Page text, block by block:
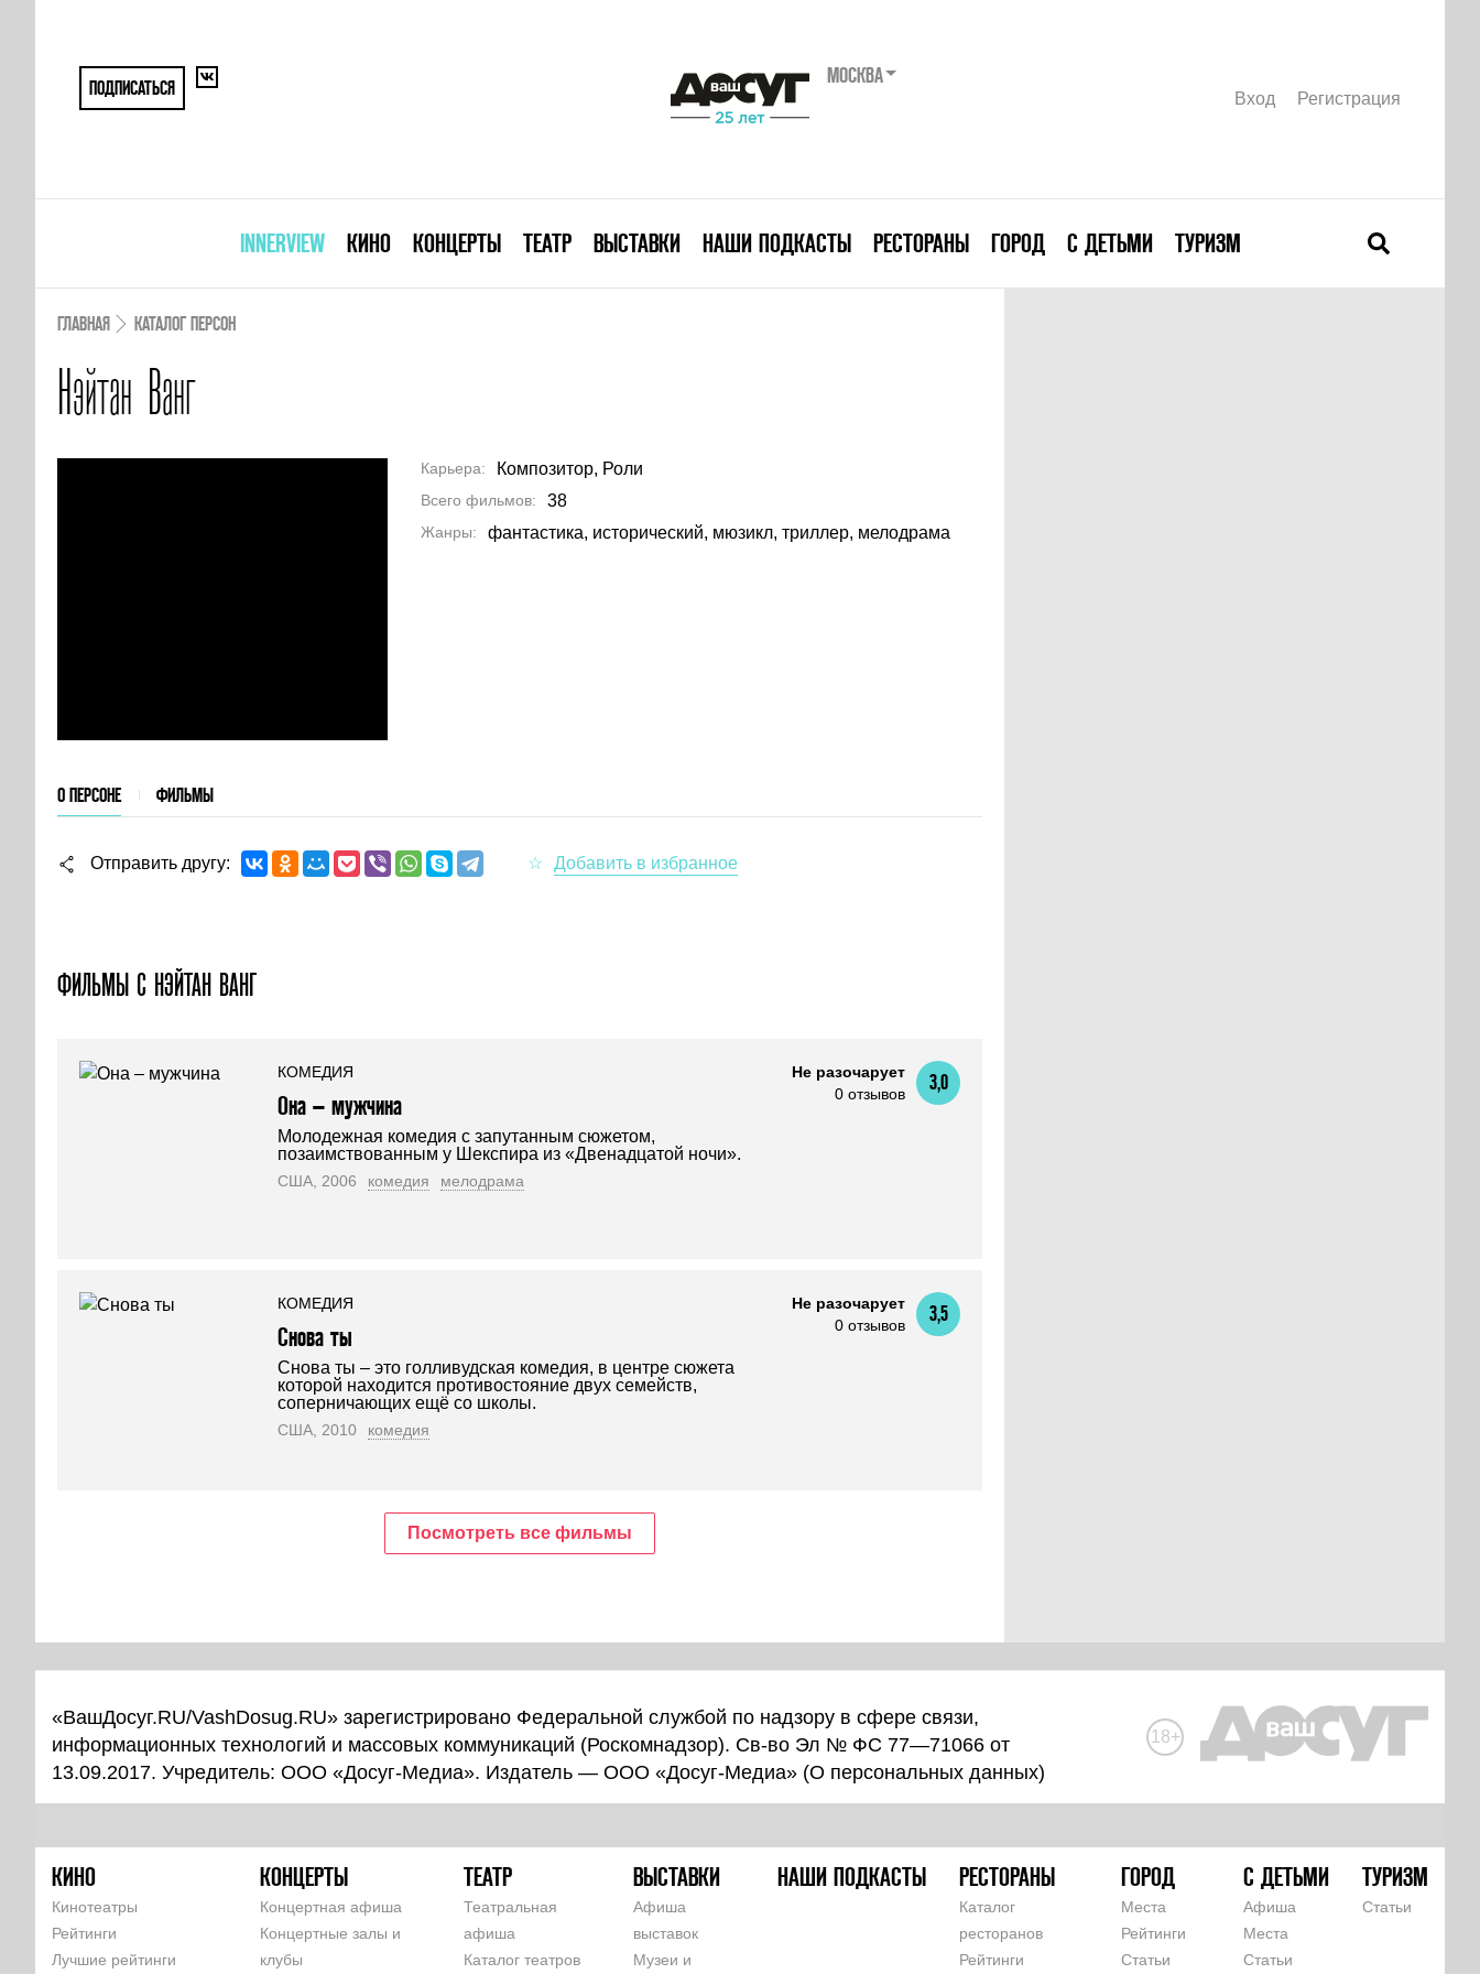
ПОДПИСАТЬСЯ
МОСКВА
Вход Регистрация
INNERVIEW КИНО КОНЦЕРТЫ ТЕАТР ВЫСТАВКИ НАШИ ПОДКАСТЫ РЕСТОРАНЫ ГОРОД С ДЕТЬМИ ТУРИЗМ
ГЛАВНАЯ КАТАЛОГ ПЕРСОН
Нэйтан Ванг
Карьера Композитор, Роли
Всего фильмов 38
Жанры фантастика, исторический, мюзикл, триллер, мелодрама
О ПЕРСОНЕ ФИЛЬМЫ
Отправить другу
ФИЛЬМЫ С НЭЙТАН ВАНГ
КОМЕДИЯ
Она – мужчина
Молодежная комедия с запутанным сюжетом,
позаимствованным у Шекспира из «Двенадцатой ночи».
США, 2006 комедия мелодрама
Не разочарует
0 отзывов
3,0
КОМЕДИЯ
Снова ты
Снова ты – это голливудская комедия, в центре сюжета
которой находится противостояние двух семейств,
соперничающих ещё со школы.
США, 2010 комедия
Не разочарует
0 отзывов
3,5
Посмотреть все фильмы
«ВашДосуг.RU/VashDosug.RU» зарегистрировано Федеральной службой по надзору в сфере связи,
информационных технологий и массовых коммуникаций (Роскомнадзор). Св-во Эл № ФС 77—71066 от
13.09.2017. Учредитель: ООО «Досуг-Медиа». Издатель — ООО «Досуг-Медиа» (О персональных данных)
18+
КИНО
Кинотеатры
Рейтинги
Лучшие рейтинги
КОНЦЕРТЫ
Концертная афиша
Концертные залы и
клубы
ТЕАТР
Театральная
афиша
Каталог театров
ВЫСТАВКИ
Афиша
выставок
Музеи и
НАШИ ПОДКАСТЫ РЕСТОРАНЫ
Каталог
ресторанов
Рейтинги
ГОРОД
Места
Рейтинги
Статьи
С ДЕТЬМИ
Афиша
Места
Статьи
ТУРИЗМ
Статьи